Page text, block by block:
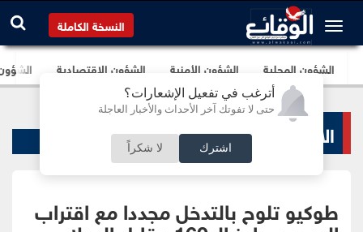
أترغب في تفعيل الإشعارات؟
حتى لا تفوتك آخر الأحداث والأخبار العاجلة
اشترك لا شكراً
النسخة الكاملة
الشؤون المحلية الشؤون الأمنية الشؤون الإقتصادية
الاخبار الاقتصادية
طوكيو تلوح بالتدخل مجددا مع اقتراب